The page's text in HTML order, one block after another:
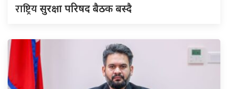
राष्ट्रियसुरक्षा परिषद बैठक बस्दै